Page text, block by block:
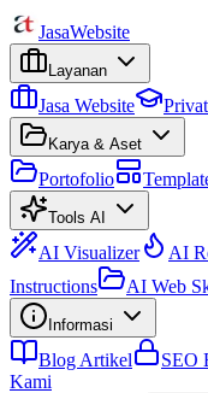
JasaWebsite
Layanan
Jasa Website
Karya & Aset
Portofolio
Tools AI
AI Visualizer AI
Instructions
AI Web
Informasi
Blog Artikel SEO
Kami